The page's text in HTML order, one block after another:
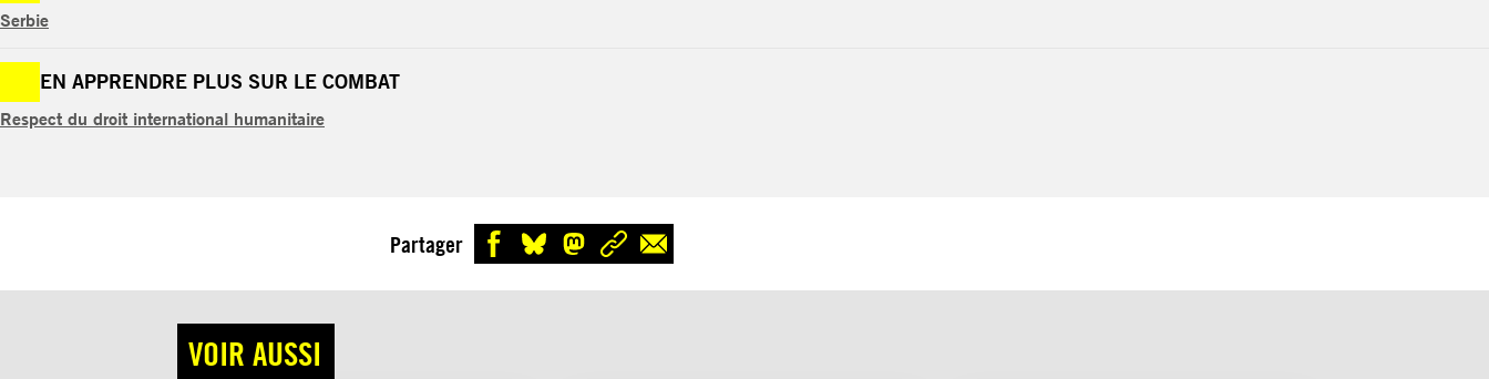
Serbie
EN APPRENDRE PLUS SUR LE COMBAT
Respect du droit international humanitaire
Partager
VOIR AUSSI